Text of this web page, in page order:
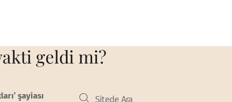
geldi mi?
şayiası